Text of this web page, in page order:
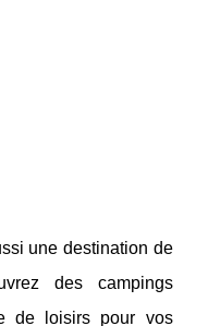
une destination de
des campings
de loisirs pour vos